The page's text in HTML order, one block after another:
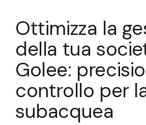
Ottimizza la
della tua
Golee:
controllo per
subacquea